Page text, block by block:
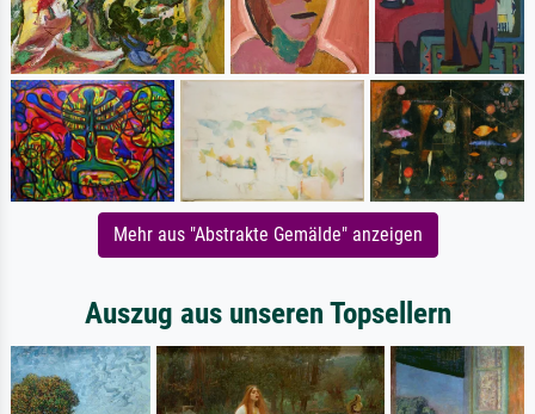
Mehr aus "Abstrakte Gemälde" anzeigen
Auszug aus unseren Topsellern